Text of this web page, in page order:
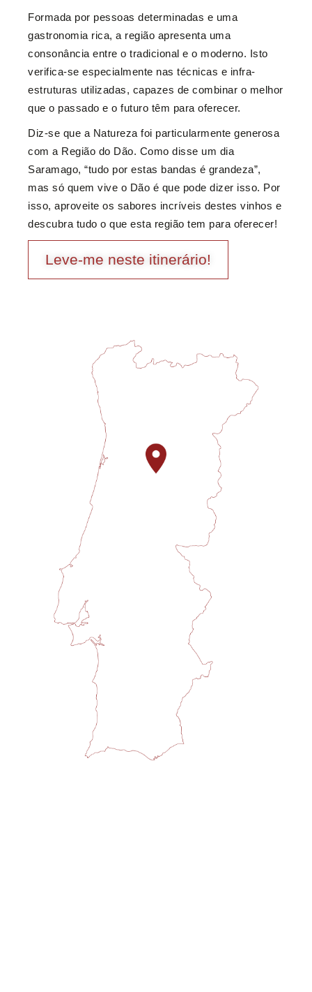
Formada por pessoas determinadas e uma
gastronomia rica, a região apresenta uma
consonância entre o tradicional e o moderno. Isto
verifica-se especialmente nas técnicas e infra-
estruturas utilizadas, capazes de combinar o melhor
que o passado e o futuro têm para oferecer.
Diz-se que a Natureza foi particularmente generosa
com a Região do Dão. Como disse um dia
Saramago, “tudo por estas bandas é grandeza”,
mas só quem vive o Dão é que pode dizer isso. Por
isso, aproveite os sabores incríveis destes vinhos e
descubra tudo o que esta região tem para oferecer!
Leve-me neste itinerário!